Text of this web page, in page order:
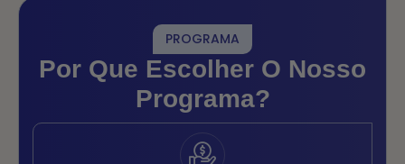
PROGRAMA
Por Que Escolher O Nosso
Programa?